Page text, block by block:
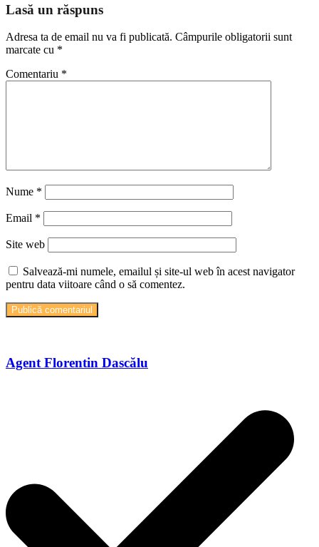
Lasă un răspuns
Adresa ta de email nu va fi publicată. Câmpurile obligatorii sunt
marcate cu *
Comentariu *
Nume *
Email *
Site web
Salvează-mi numele, emailul și site-ul web în acest navigator
pentru data viitoare când o să comentez.
Agent Florentin Dascălu